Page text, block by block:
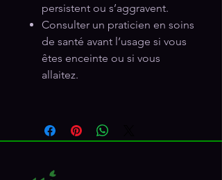
persistent ou s’aggravent.
Consulter un praticien en soins
de santé avant l’usage si vous
êtes enceinte ou si vous
allaitez.